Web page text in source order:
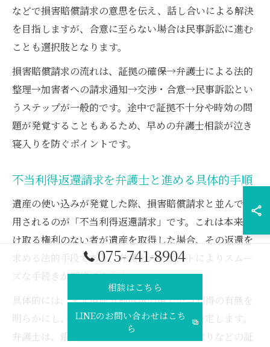
などで損害賠償請求の意思を伝え、話し合いによる解決
を目指しますが、合意に至らない場合は民事訴訟に進む
ことも選択肢となります。
損害賠償請求の流れは、証拠の確保→弁護士による法的
整理→加害者への請求通知→交渉・合意→民事訴訟とい
うステップが一般的です。途中で証拠不十分や時効の問
題が発覚することもあるため、早めの弁護士相談が泣き
寝入りを防ぐポイントです。
不当利得返還請求を弁護士と進める具体的手順
遺産の使い込みが発覚した際、損害賠償請求と並んで活
用されるのが「不当利得返還請求」です。これは本来受
け取る権利のない者が遺産を取得した場合、その返還を
求める法的手段であり、弁護士のサポートによりスムー
ズな手続きが期待できます。
具体的には、まず遺産分割協議の場で不当利得の有無を
明らかにし、該当する金額や財産の範囲を特定します。
弁護士は、銀行取引履歴や相続人間のやり取りなどの証
075-741-8904
相談はこちら
LINEのお問い合わせはこち
ら